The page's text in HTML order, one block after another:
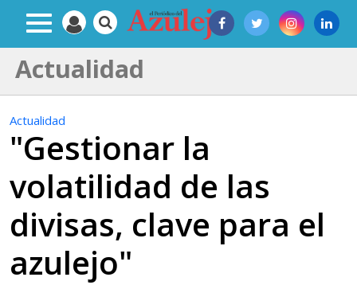
Actualidad
Actualidad
"Gestionar la
volatilidad de las
divisas, clave para el
azulejo"